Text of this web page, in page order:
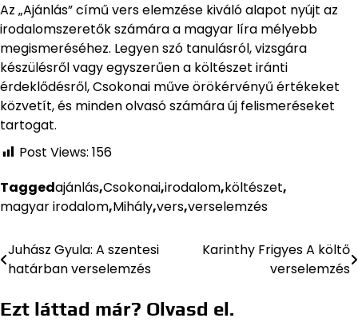
Az „Ajánlás” című vers elemzése kiváló alapot nyújt az
irodalomszeretők számára a magyar líra mélyebb
megismeréséhez. Legyen szó tanulásról, vizsgára
készülésről vagy egyszerűen a költészet iránti
érdeklődésről, Csokonai műve örökérvényű értékeket
közvetít, és minden olvasó számára új felismeréseket
tartogat.
Post Views: 156
Taggedajánlás,Csokonai,irodalom,költészet,
magyar irodalom,Mihály,vers,verselemzés
Bejegyzés
Juhász Gyula: A szentesi
határban verselemzés
Karinthy Frigyes A költő
verselemzés
Ezt láttad már? Olvasd el.